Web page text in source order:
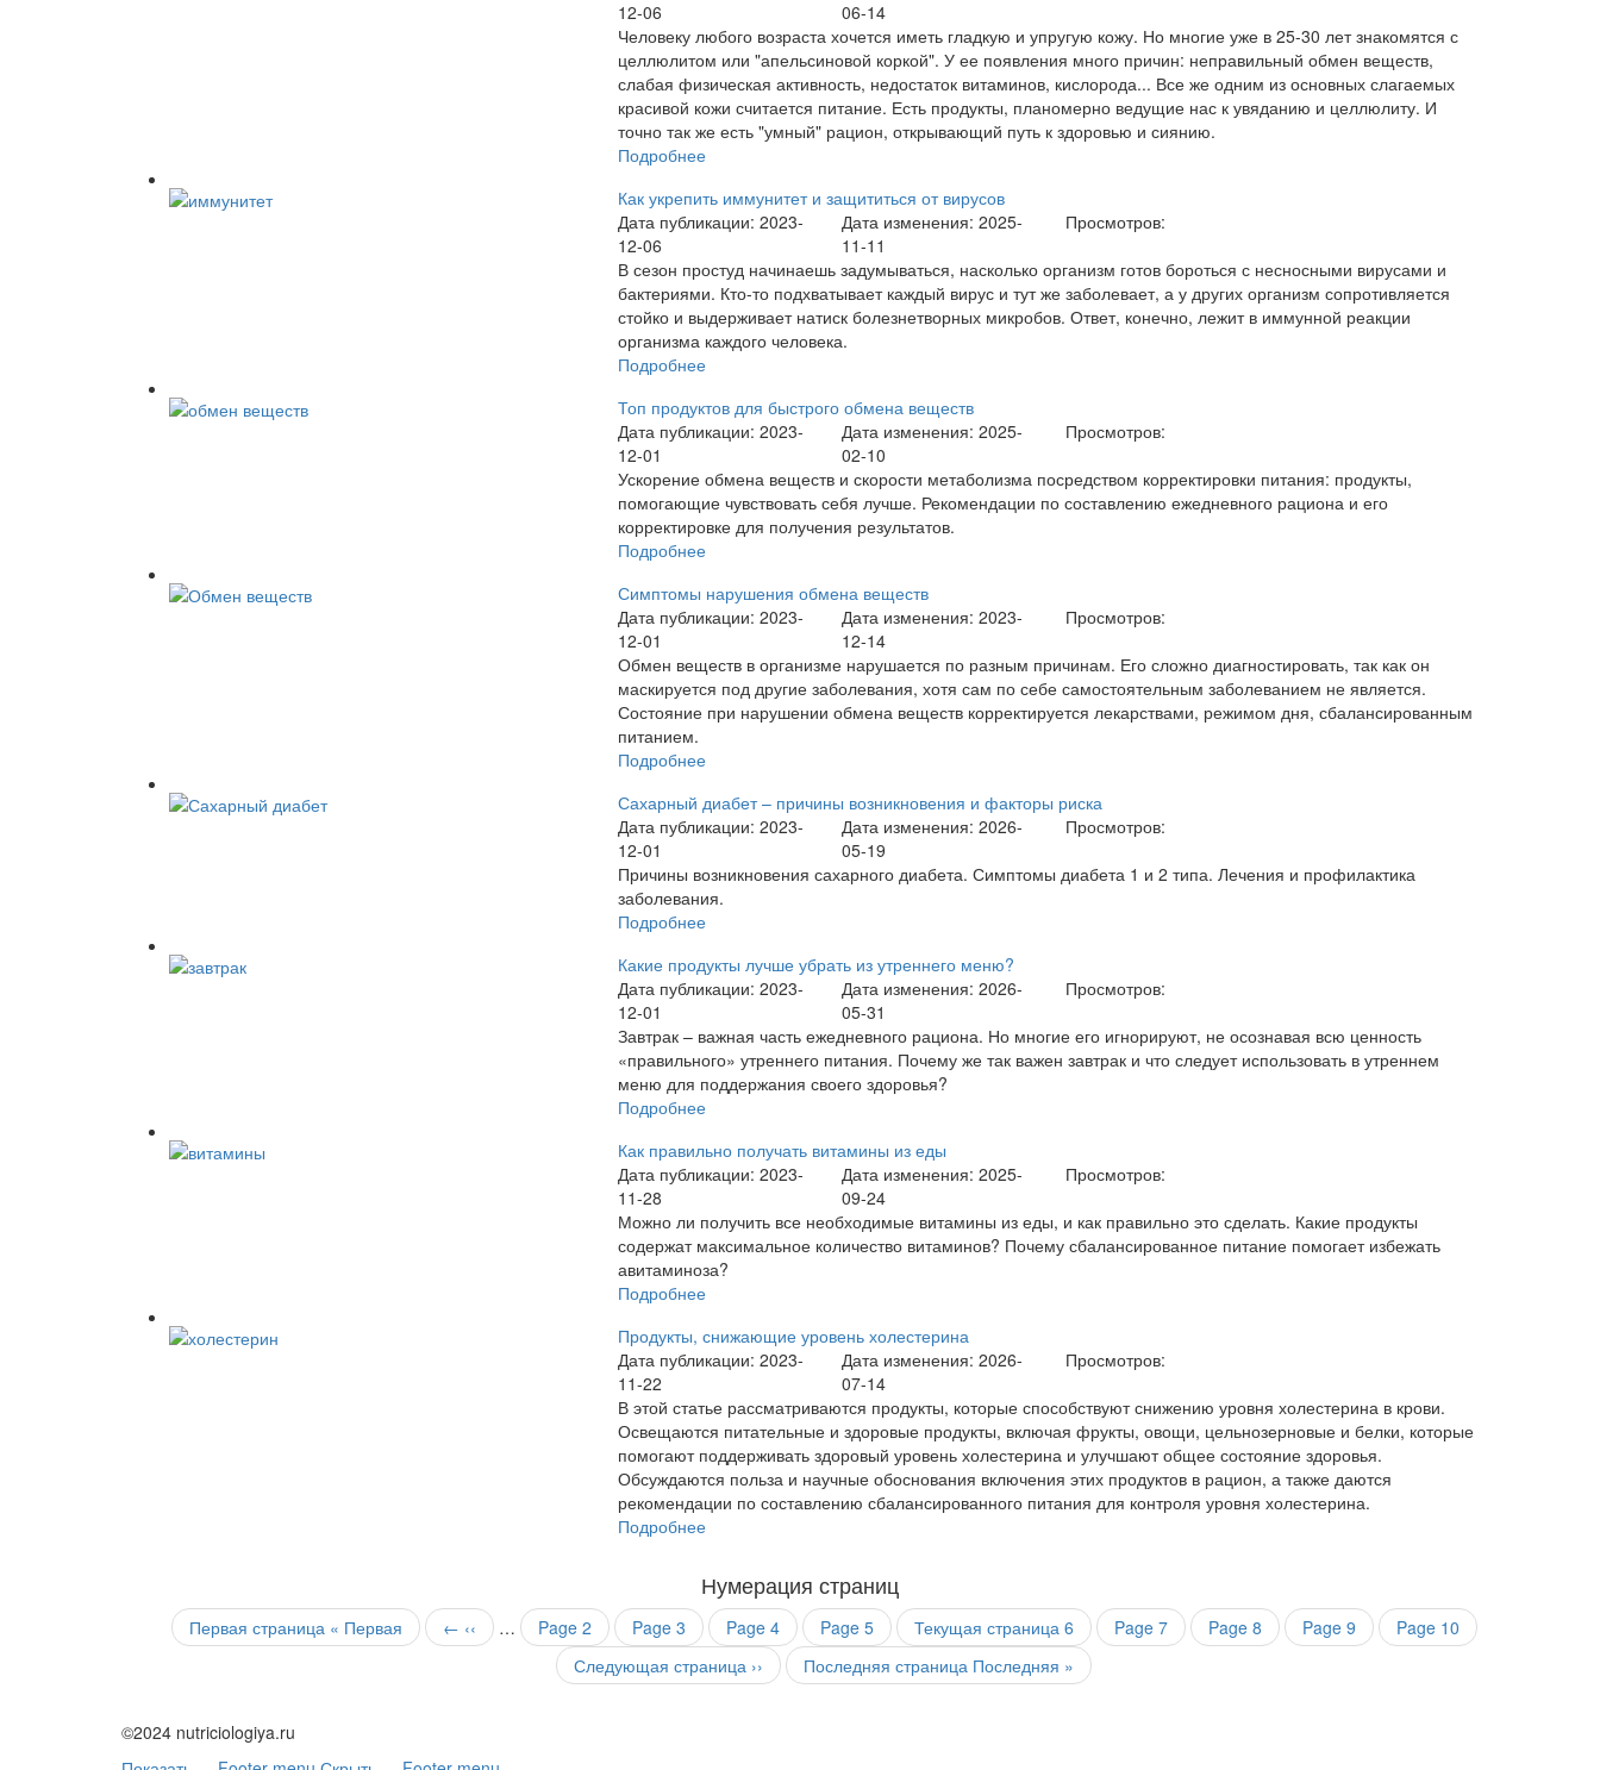
12-06
06-14
Человеку любого возраста хочется иметь гладкую и упругую кожу. Но многие уже в 25-30 лет знакомятся с
целлюлитом или "апельсиновой коркой". У ее появления много причин: неправильный обмен веществ,
слабая физическая активность, недостаток витаминов, кислорода... Все же одним из основных слагаемых
красивой кожи считается питание. Есть продукты, планомерно ведущие нас к увяданию и целлюлиту. И
точно так же есть "умный" рацион, открывающий путь к здоровью и сиянию.
Подробнее
Как укрепить иммунитет и защититься от вирусов
Дата публикации: 2023-
12-06
Дата изменения: 2025-
11-11
Просмотров:
В сезон простуд начинаешь задумываться, насколько организм готов бороться с несносными вирусами и
бактериями. Кто-то подхватывает каждый вирус и тут же заболевает, а у других организм сопротивляется
стойко и выдерживает натиск болезнетворных микробов. Ответ, конечно, лежит в иммунной реакции
организма каждого человека.
Подробнее
Топ продуктов для быстрого обмена веществ
Дата публикации: 2023-
12-01
Дата изменения: 2025-
02-10
Просмотров:
Ускорение обмена веществ и скорости метаболизма посредством корректировки питания: продукты,
помогающие чувствовать себя лучше. Рекомендации по составлению ежедневного рациона и его
корректировке для получения результатов.
Подробнее
Симптомы нарушения обмена веществ
Дата публикации: 2023-
12-01
Дата изменения: 2023-
12-14
Просмотров:
Обмен веществ в организме нарушается по разным причинам. Его сложно диагностировать, так как он
маскируется под другие заболевания, хотя сам по себе самостоятельным заболеванием не является.
Состояние при нарушении обмена веществ корректируется лекарствами, режимом дня, сбалансированным
питанием.
Подробнее
Сахарный диабет – причины возникновения и факторы риска
Дата публикации: 2023-
12-01
Дата изменения: 2026-
05-19
Просмотров:
Причины возникновения сахарного диабета. Симптомы диабета 1 и 2 типа. Лечения и профилактика
заболевания.
Подробнее
Какие продукты лучше убрать из утреннего меню?
Дата публикации: 2023-
12-01
Дата изменения: 2026-
05-31
Просмотров:
Завтрак – важная часть ежедневного рациона. Но многие его игнорируют, не осознавая всю ценность
«правильного» утреннего питания. Почему же так важен завтрак и что следует использовать в утреннем
меню для поддержания своего здоровья?
Подробнее
Как правильно получать витамины из еды
Дата публикации: 2023-
11-28
Дата изменения: 2025-
09-24
Просмотров:
Можно ли получить все необходимые витамины из еды, и как правильно это сделать. Какие продукты
содержат максимальное количество витаминов? Почему сбалансированное питание помогает избежать
авитаминоза?
Подробнее
Продукты, снижающие уровень холестерина
Дата публикации: 2023-
11-22
Дата изменения: 2026-
07-14
Просмотров:
В этой статье рассматриваются продукты, которые способствуют снижению уровня холестерина в крови.
Освещаются питательные и здоровые продукты, включая фрукты, овощи, цельнозерновые и белки, которые
помогают поддерживать здоровый уровень холестерина и улучшают общее состояние здоровья.
Обсуждаются польза и научные обоснования включения этих продуктов в рацион, а также даются
рекомендации по составлению сбалансированного питания для контроля уровня холестерина.
Подробнее
Нумерация страниц
Первая страница « Первая ← ‹‹ … Page 2 Page 3 Page 4 Page 5 Текущая страница 6 Page 7 Page 8 Page 9 Page 10
Следующая страница ›› Последняя страница Последняя »
©2024 nutriciologiya.ru